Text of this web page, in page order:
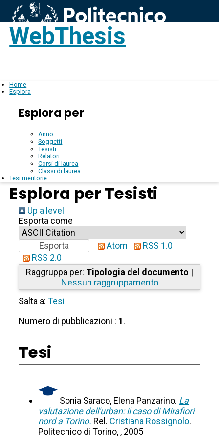
WebThesis
Home
Esplora
Esplora per
Anno
Soggetti
Tesisti
Relatori
Corsi di laurea
Classi di laurea
Tesi meritorie
Esplora per Tesisti
Up a level
Esporta come
Atom
RSS 1.0
RSS 2.0
Raggruppa per: Tipologia del documento |
Nessun raggruppamento
Salta a:Tesi
Numero di pubblicazioni : 1.
Tesi
Sonia Saraco, Elena Panzarino. La
valutazione dell'urban: il caso di Mirafiori
nord a Torino. Rel. Cristiana Rossignolo.
Politecnico di Torino, , 2005